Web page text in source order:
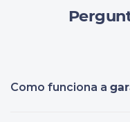
Como funciona a